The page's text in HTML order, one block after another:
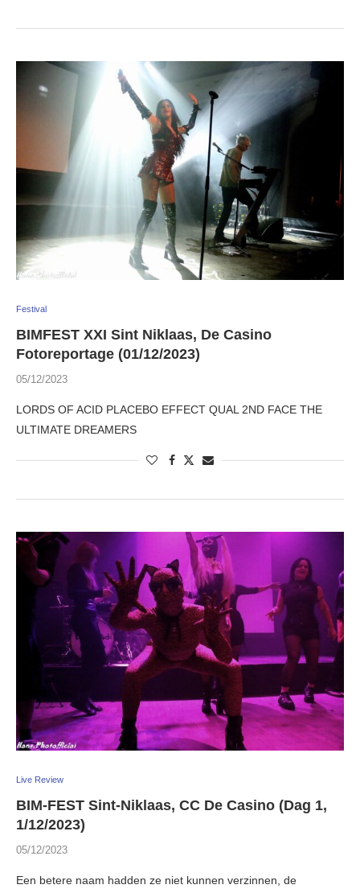
Festival
BIMFEST XXI Sint Niklaas, De Casino
Fotoreportage (01/12/2023)
05/12/2023
LORDS OF ACID PLACEBO EFFECT QUAL 2ND FACE THE
ULTIMATE DREAMERS
Live Review
BIM-FEST Sint-Niklaas, CC De Casino (Dag 1,
1/12/2023)
05/12/2023
Een betere naam hadden ze niet kunnen verzinnen, de